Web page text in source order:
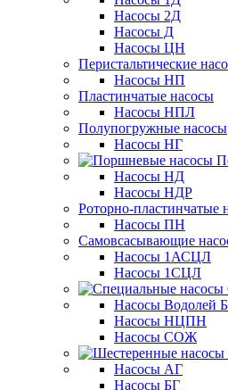
Насосы 2Д
Насосы Д
Насосы ЦН
Перистальтические
Насосы НП
Пластинчатые насосы
Насосы НПЛ
Полупогружные насосы
Насосы НГ
Насосы НД
Насосы НДР
Роторно-пластинчатые
Насосы ПН
Самовсасывающие
Насосы 1АСЦЛ
Насосы 1СЦЛ
Насосы Водолей
Насосы НЦПН
Насосы СОЖ
Насосы АГ
Насосы БГ